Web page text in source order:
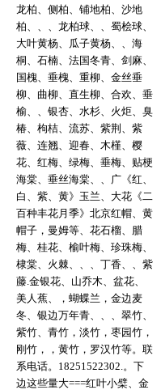
龙柏、侧柏、铺地柏、沙地
柏、、、龙柏球、、蜀桧球、
大叶黄杨、瓜子黄杨、、海
桐、石楠、法国冬青、剑麻、
国槐、垂槐、重柳、金丝垂
柳、曲柳、直生柳、合欢、垂
榆、、银杏、水杉、火炬、臭
椿、枸桔、流苏、紫荆、紫
薇、连翘、迎春、木槿、樱
花、红梅、绿梅、垂梅、贴梗
海棠、垂丝海棠、、广《红、
白、紫、黄》玉兰、大花《二
百种丰花月季》北京红帽、黄
帽子，曼姆等、花石榴、腊
梅、桂花、榆叶梅、珍珠梅、
棣棠、火棘、、、丁香、、紫
藤.金银花、山乔木、盆花、
美人蕉、，蝴蝶兰，金边麦
冬、银边万年青、、、翠竹、
紫竹、青竹，淡竹，枣园竹，
刚竹，，黄竹，罗汉竹等。联
系电话。18251522302.。下
边这些量大===红叶小檗、金